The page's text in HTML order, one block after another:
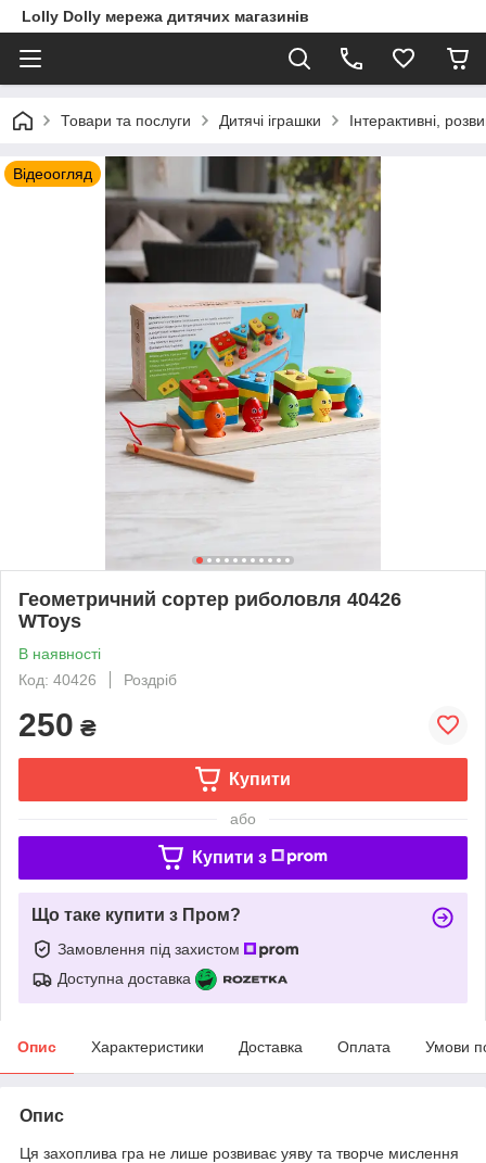
Lolly Dolly мережа дитячих магазинів
Товари та послуги Дитячі іграшки Інтерактивні,
Відеоогляд
Геометричний сортер риболовля 40426
WToys
В наявності
Код: 40426
Роздріб
250 ₴
Купити
або
Купити з
Що таке купити з Пром?
Замовлення під захистом
Доступна доставка
Опис Характеристики Доставка Оплата Умови
Опис
Ця захоплива гра не лише розвиває уяву та творче мислення